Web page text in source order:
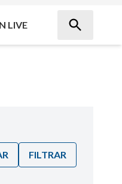
LIVE
FILTRAR